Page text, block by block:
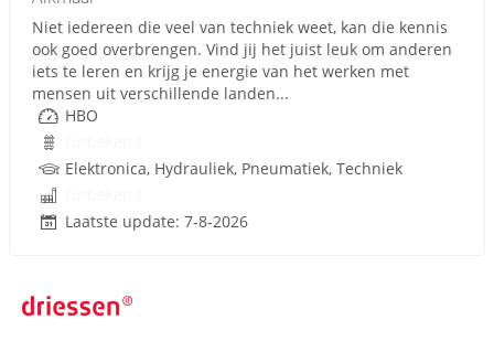
Niet iedereen die veel van techniek weet, kan die kennis
ook goed overbrengen. Vind jij het juist leuk om anderen
iets te leren en krijg je energie van het werken met
mensen uit verschillende landen...
HBO
Elektronica, Hydrauliek, Pneumatiek, Techniek
Laatste update: 7-8-2026